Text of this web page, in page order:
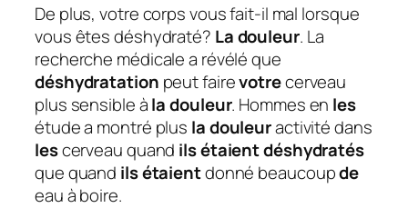
De plus, votre corps vous fait-il mal lorsque
vous êtes déshydraté? La douleur. La
recherche médicale a révélé que
déshydratation peut fairevotrecerveau
plus sensible àla douleur. Hommes en les
étude a montré plus la douleuractivité dans
lescerveau quand ils étaient déshydratés
que quand ils étaientdonné beaucoupde
eau à boire.